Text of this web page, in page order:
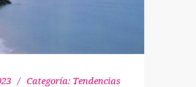
Categoría: Tendencias